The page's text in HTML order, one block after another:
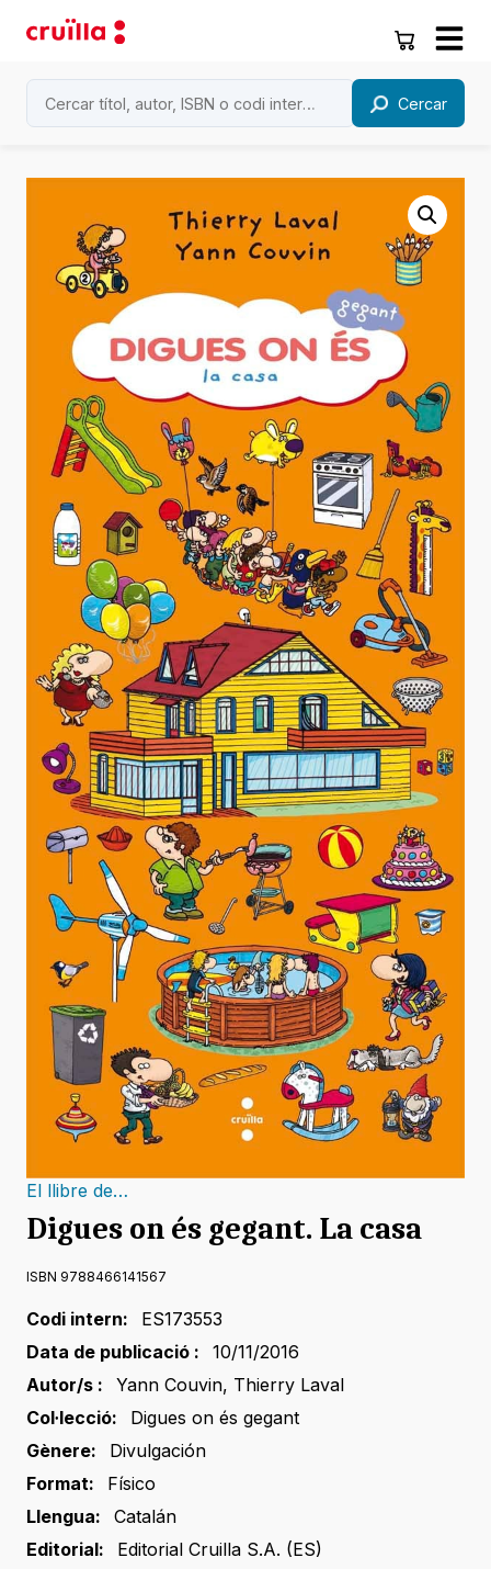
Cercar
El llibre de…
Digues on és gegant. La casa
ISBN 9788466141567
Codi intern:
ES173553
Data de publicació :
10/11/2016
Autor/s :
Yann Couvin, Thierry Laval
Col·lecció:
Digues on és gegant
Gènere:
Divulgación
Format:
Físico
Llengua:
Catalán
Editorial:
Editorial Cruilla S.A. (ES)